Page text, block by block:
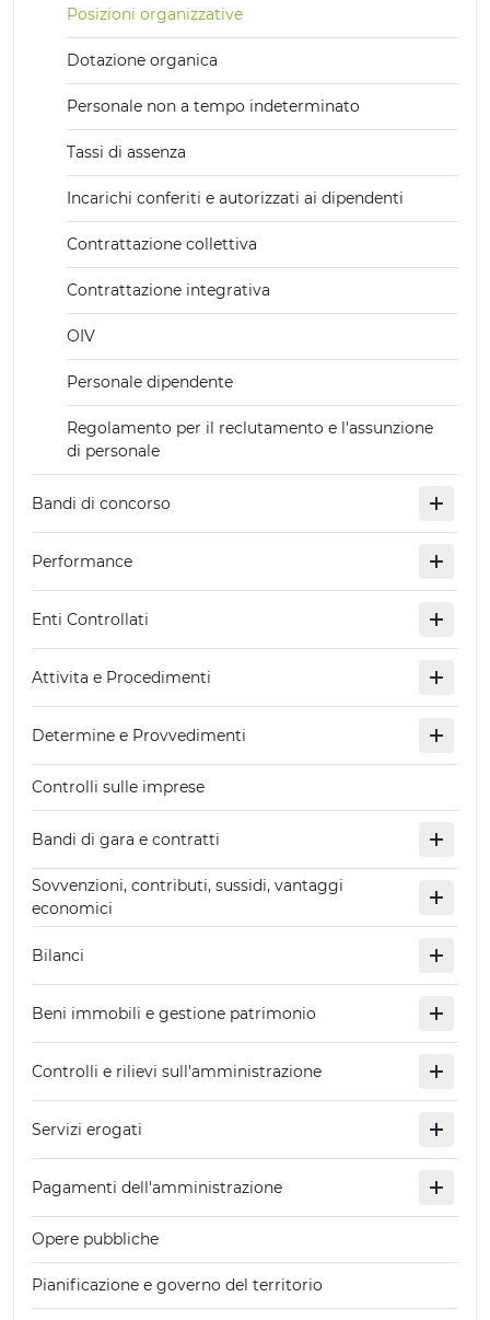
Posizioni organizzative
Dotazione organica
Personale non a tempo indeterminato
Tassi di assenza
Incarichi conferiti e autorizzati ai dipendenti
Contrattazione collettiva
Contrattazione integrativa
OIV
Personale dipendente
Regolamento per il reclutamento e l'assunzione
di personale
Bandi di concorso
Performance
Enti Controllati
Attivita e Procedimenti
Determine e Provvedimenti
Controlli sulle imprese
Bandi di gara e contratti
Sovvenzioni, contributi, sussidi, vantaggi
economici
Bilanci
Beni immobili e gestione patrimonio
Controlli e rilievi sull'amministrazione
Servizi erogati
Pagamenti dell'amministrazione
Opere pubbliche
Pianificazione e governo del territorio